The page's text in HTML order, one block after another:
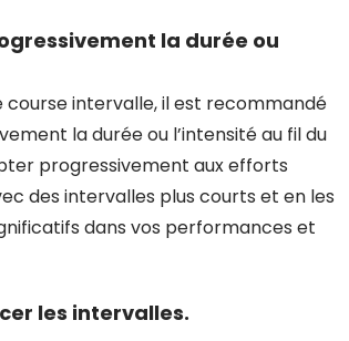
la durée ou
intervalle, il est recommandé
la durée ou l’intensité au fil du
progressivement aux efforts
des intervalles plus courts et en les
dans vos performances et
les intervalles.